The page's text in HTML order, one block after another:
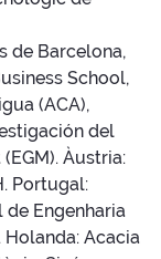
de Barcelona,
School,
(ACA),
del
Àustria:
Portugal:
Engenharia
Acacia